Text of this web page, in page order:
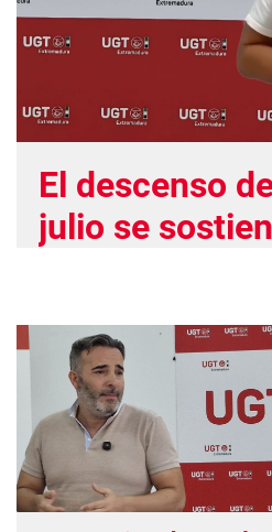
El descenso
julio se